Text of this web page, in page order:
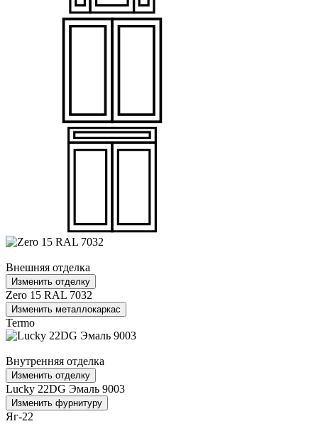
Внешняя отделка
Изменить отделку
Zero 15 RAL 7032
Изменить металлокаркас
Termo
Внутренняя отделка
Изменить отделку
Lucky 22DG Эмаль 9003
Изменить фурнитуру
Яг-22